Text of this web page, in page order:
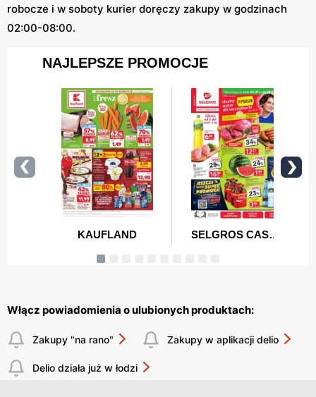
robocze i w soboty kurier doręczy zakupy w godzinach
02:00-08:00.
Włącz powiadomienia o ulubionych produktach:
Zakupy "na rano" Zakupy w aplikacji delio
Delio działa już w łodzi